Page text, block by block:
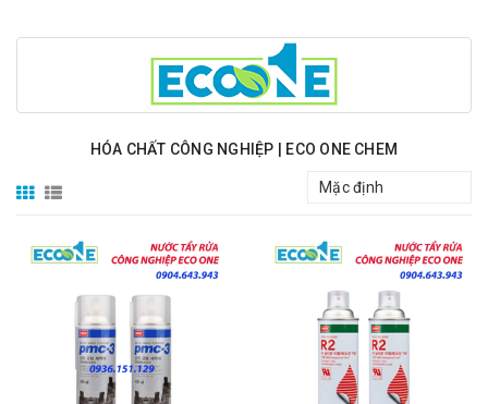
HÓA CHẤT CÔNG NGHIỆP | ECO ONE CHEM
Mặc định